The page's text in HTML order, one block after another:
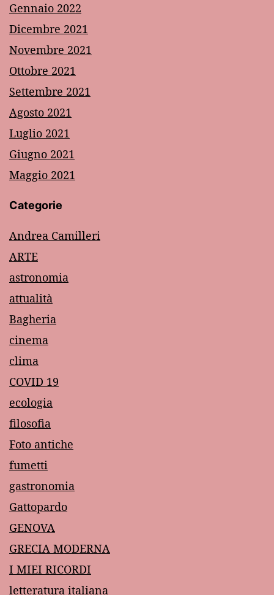
Gennaio 2022
Dicembre 2021
Novembre 2021
Ottobre 2021
Settembre 2021
Agosto 2021
Luglio 2021
Giugno 2021
Maggio 2021
Categorie
Andrea Camilleri
ARTE
astronomia
attualità
Bagheria
cinema
clima
COVID 19
ecologia
filosofia
Foto antiche
fumetti
gastronomia
Gattopardo
GENOVA
GRECIA MODERNA
I MIEI RICORDI
letteratura italiana